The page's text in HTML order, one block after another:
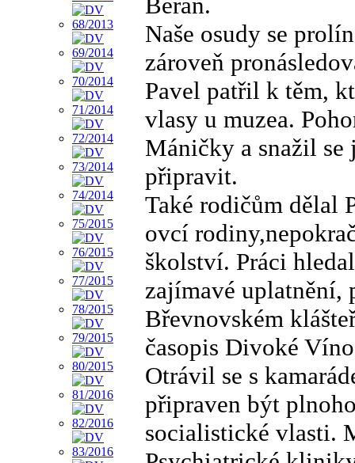
Naše osudy se
zároveň
Pavel patřil k těm,
vlasy u muzea.
Máničky a snažil se
připravit.
Také rodičům dělal
ovcí
školství. Práci
zajímavé uplatnění,
Břevnovském
časopis Divoké
Otrávil se s
připraven být
socialistické vlasti.